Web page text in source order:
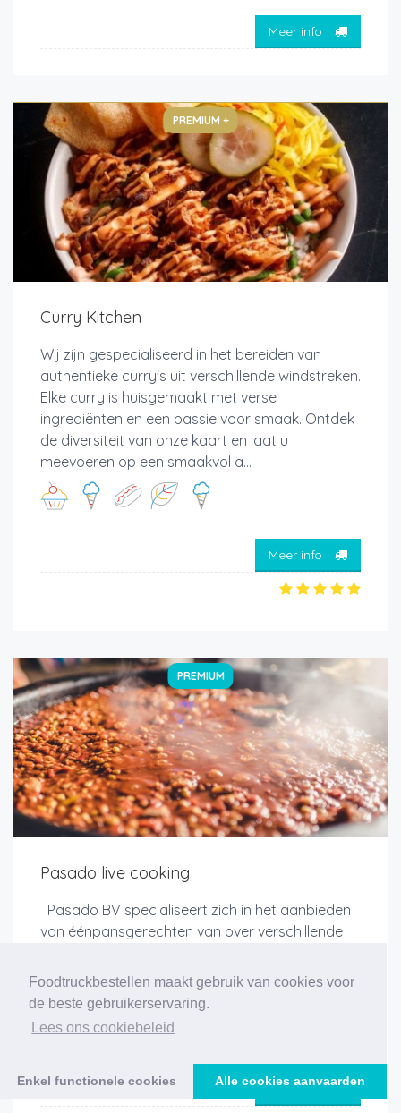
Foodtruckbestellen maakt gebruik van cookies voor
de beste gebruikerservaring.
Lees ons cookiebeleid
Enkel functionele cookies Alle cookies aanvaarden
Meer info
PREMIUM +
Curry Kitchen
Wij zijn gespecialiseerd in het bereiden van
authentieke curry's uit verschillende windstreken.
Elke curry is huisgemaakt met verse
ingrediënten en een passie voor smaak. Ontdek
de diversiteit van onze kaart en laat u
meevoeren op een smaakvol a...
Meer info
PREMIUM
Pasado live cooking
Pasado BV specialiseert zich in het aanbieden
van éénpansgerechten van over verschillende
cateringbedrijf dat zowel Mediterraanse,
Mexicaanse, Aziatische, Vlaamse en Amerik...
Meer info